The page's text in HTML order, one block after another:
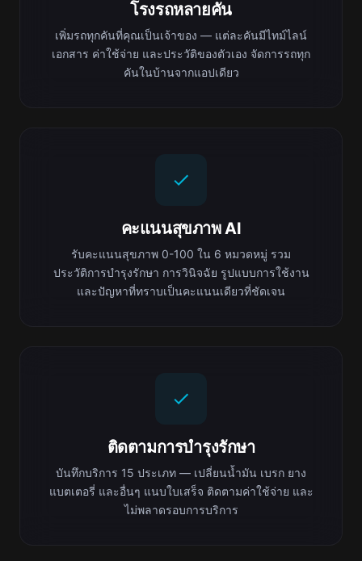
โรงรถหลายคัน
เพิ่มรถทุกคันที่คุณเป็นเจ้าของ — แต่ละคันมีไทม์ไลน์
เอกสาร ค่าใช้จ่าย และประวัติของตัวเอง จัดการรถทุก
คันในบ้านจากแอปเดียว
คะแนนสุขภาพ AI
รับคะแนนสุขภาพ 0-100 ใน 6 หมวดหมู่ รวม
ประวัติการบำรุงรักษา การวินิจฉัย รูปแบบการใช้งาน
และปัญหาที่ทราบเป็นคะแนนเดียวที่ชัดเจน
ติดตามการบำรุงรักษา
บันทึกบริการ 15 ประเภท — เปลี่ยนน้ำมัน เบรก ยาง
แบตเตอรี่ และอื่นๆ แนบใบเสร็จ ติดตามค่าใช้จ่าย และ
ไม่พลาดรอบการบริการ